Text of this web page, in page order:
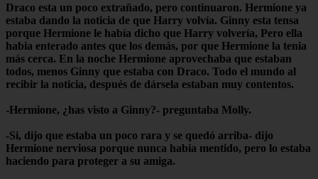
Draco esta un poco extrañado, pero continuaron. Hermione ya
estaba dando la noticia de que Harry volvía. Ginny esta tensa
porque Hermione le había dicho que Harry volvería, Pero ella
habia enterado antes que los demás, por que Hermione la tenia
más cerca. En la noche Hermione aprovechaba que estaban
todos, menos Ginny que estaba con Draco. Todo el mundo al
recibir la noticia, después de dársela estaban muy contentos.
-Hermione, ¿has visto a Ginny?- preguntaba Molly.
-Si, dijo que estaba un poco rara y se quedó arriba- dijo
Hermione nerviosa porque nunca habia mentido, pero lo estaba
haciendo para proteger a su amiga.